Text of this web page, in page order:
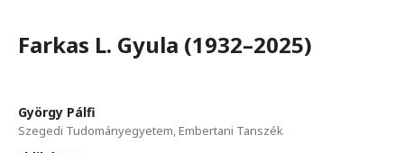
Farkas L. Gyula (1932–2025)
György Pálfi
Szegedi Tudományegyetem, Embertani Tanszék